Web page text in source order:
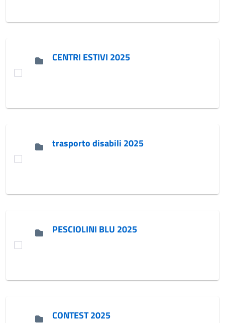
CENTRI ESTIVI 2025
trasporto disabili 2025
PESCIOLINI BLU 2025
CONTEST 2025